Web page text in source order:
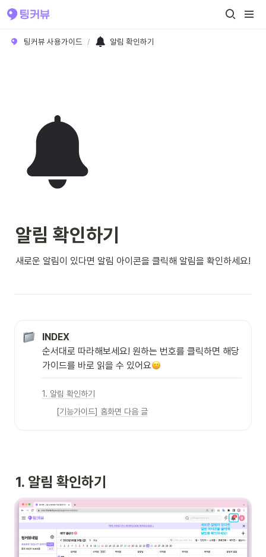
팅커뷰 사용가이드 / 알림 확인하기
알림 확인하기
새로운 알림이 있다면 알림 아이콘을 클릭해 알림을 확인하세요!
INDEX
순서대로 따라해보세요! 원하는 번호를 클릭하면 해당
가이드를 바로 읽을 수 있어요
1. 알림 확인하기
[기능가이드] 홈화면 다음 글
1. 알림 확인하기